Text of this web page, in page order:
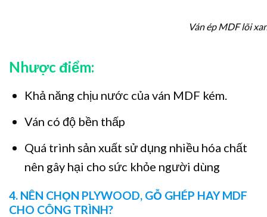
Ván ép MDF lõi
Nhược điểm:
Khả năng chịu nước của ván MDF kém.
Ván có độ bền thấp
Quá trình sản xuất sử dụng nhiều hóa chất
nên gây hại cho sức khỏe người dùng
4. NÊN CHỌN PLYWOOD, GỖ GHÉP HAY MDF
CHO CÔNG TRÌNH?